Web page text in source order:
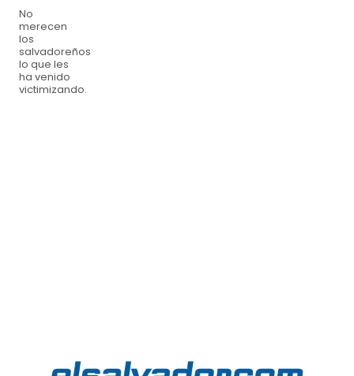
No
merecen
los
salvadoreños
lo que les
ha venido
victimizando.